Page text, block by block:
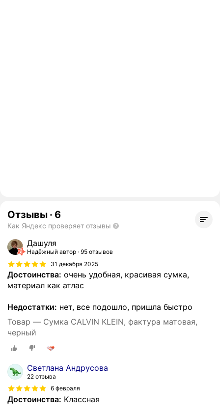
Отзывы · 6
Как Яндекс проверяет отзывы
Дашуля
Надёжный автор 95 отзывов
31 декабря 2025
Достоинства: очень удобная, красивая сумка,
материал как атлас
Недостатки: нет, все подошло, пришла быстро
Товар — Сумка CALVIN KLEIN, фактура матовая,
черный
Светлана Андрусова
22 отзыва
6 февраля
Достоинства: Классная